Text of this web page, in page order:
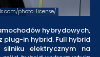
photo-license/
hybrydowych,
plug-in hybrid. Full hybrid
elektrycznym na